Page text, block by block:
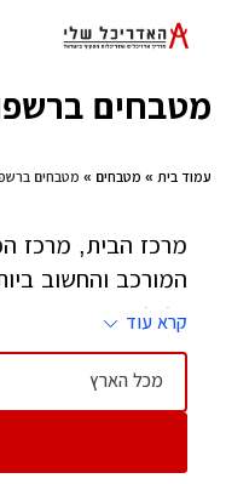
מטבחים
עמוד בית » מטבחים » מטבחים
מרכז הבית, מרכז
המורכב והחשוב
אנחנו מעבירים את
בשיחות, בארוחות,
המטבח רואה הכל.
מטבחים מומלצים
עצמאי. על
קרא עוד
מכל הארץ